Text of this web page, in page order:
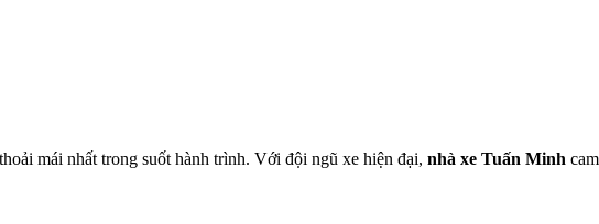
mái nhất trong suốt hành trình. Với đội ngũ xe hiện đại, nhà xe Tuấn Minh cam